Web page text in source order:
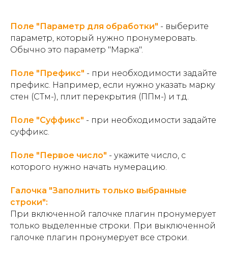
Поле "Параметр для обработки" - выберите
параметр, который нужно пронумеровать.
Обычно это параметр "Марка".
Поле "Префикс" - при необходимости задайте
префикс. Например, если нужно указать марку
стен (СТм-), плит перекрытия (ППм-) и т.д.
Поле "Суффикс" - при необходимости задайте
суффикс.
Поле "Первое число" - укажите число, с
которого нужно начать нумерацию.
Галочка "Заполнить только выбранные
строки":
При включенной галочке плагин пронумерует
только выделенные строки. При выключенной
галочке плагин пронумерует все строки.